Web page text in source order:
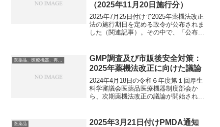
（2025年11月20日施行分）
2025年7月25日付けで2025年薬機法改正
法の施行期日を定める政令が公布されま
した（関連記事）。その中で、「公布か
「公布から1年以内（2026年5月までに
施...
GMP調査及び市販後安全対策：
2025年薬機法改正に向けた議論
2024年4月18日の令和６年度第１回厚生
科学審議会医薬品医療機器制度部会か
ら、次期薬機法改正の議論が開始されて
が行われました。2024年7月5日に、令和
医薬品
2025年3月21日付けPMDA通知